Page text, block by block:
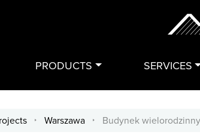
PRODUCTS SERVICES
/ Warszawa / Budynek